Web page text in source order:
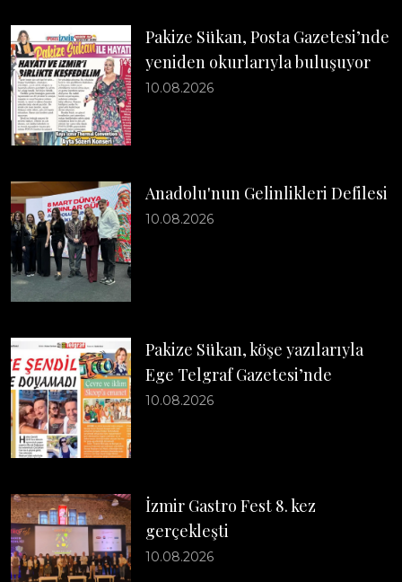
Pakize Sükan, Posta Gazetesi’nde
yeniden okurlarıyla buluşuyor
10.08.2026
Anadolu'nun Gelinlikleri Defilesi
10.08.2026
Pakize Sükan, köşe yazılarıyla
Ege Telgraf Gazetesi’nde
10.08.2026
İzmir Gastro Fest 8. kez
gerçekleşti
10.08.2026